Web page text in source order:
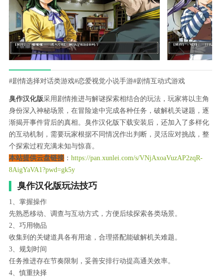
#剧情选择对话类游戏#恋爱视觉小说手游#剧情互动式游戏
臭作汉化版采用剧情推进与解谜探索相结合的玩法，玩家将以主角
身份深入神秘场景，在冒险途中完成各种任务，破解机关谜题，逐
渐揭开事件背后的真相。臭作汉化版下载安装后，还加入了多样化
的互动机制，需要玩家根据不同情况作出判断，灵活应对挑战，整
个探索过程充满未知与惊喜。
本站提供云盘链接： https://pan.xunlei.com/s/VNjAxoaVuzAP2zqR-
8AigYaVA1?pwd=gk5y
臭作汉化版玩法技巧
1、掌握操作
先熟悉移动、调查与互动方式，方便后续探索各类场景。
2、巧用物品
收集到的关键道具各有用途，合理搭配能破解机关难题。
3、规划时间
任务推进存在节奏限制，妥善安排行动提高通关效率。
4、慎重抉择